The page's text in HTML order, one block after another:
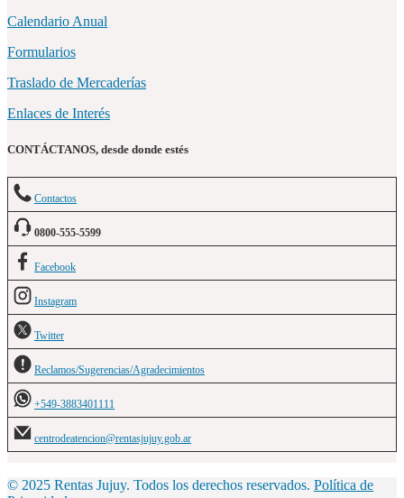
Calendario Anual
Formularios
Traslado de Mercaderías
Enlaces de Interés
CONTÁCTANOS, desde donde estés
Contactos
0800-555-5599
Facebook
Instagram
Twitter
Reclamos/Sugerencias/Agradecimientos
+549-3883401111
centrodeatencion@rentasjujuy.gob.ar
© 2025 Rentas Jujuy. Todos los derechos reservados. Política de